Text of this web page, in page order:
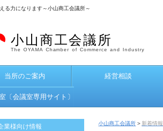
る力になります～小山商工会議所～
小山商工会議所
The OYAMA Chamber of Commerce and Industry
当所のご案内 経営相談
〔会議室専用サイト〕
小山商工会議所 > 新着情報
業様向け情報